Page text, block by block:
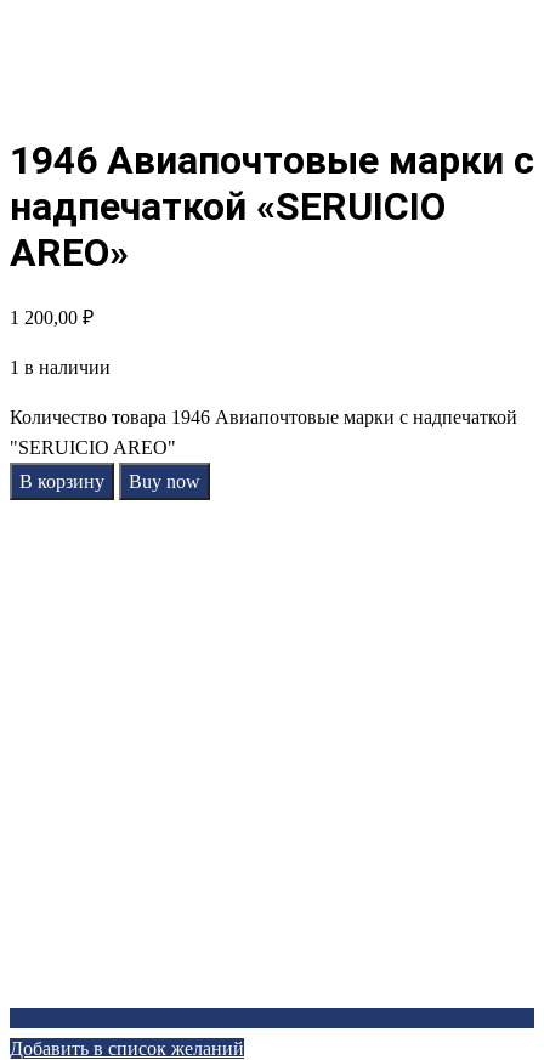
1946 Авиапочтовые марки с
надпечаткой «SERUICIO
AREO»
1 200,00 ₽
1 в наличии
Количество товара 1946 Авиапочтовые марки с надпечаткой
"SERUICIO AREO"
В корзину
Buy now
Добавить в список желаний